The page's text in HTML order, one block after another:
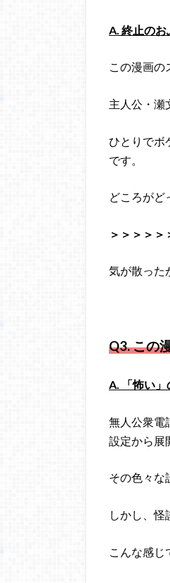
A. 終止の
この漫画の
主人公・瀬
ひとりでボ
です。
どころがど
＞＞＞＞＞
気が散った
Q3.この
A. 「怖い
無人公衆電
設定から展
その色々な
しかし、怪
こんな感じ